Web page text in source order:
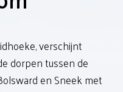
verschijnt
dorpen tussen de
en Sneek met